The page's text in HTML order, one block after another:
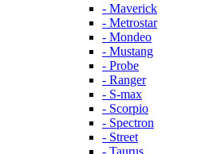
- Maverick
- Metrostar
- Mondeo
- Mustang
- Probe
- Ranger
- S-max
- Scorpio
- Spectron
- Street